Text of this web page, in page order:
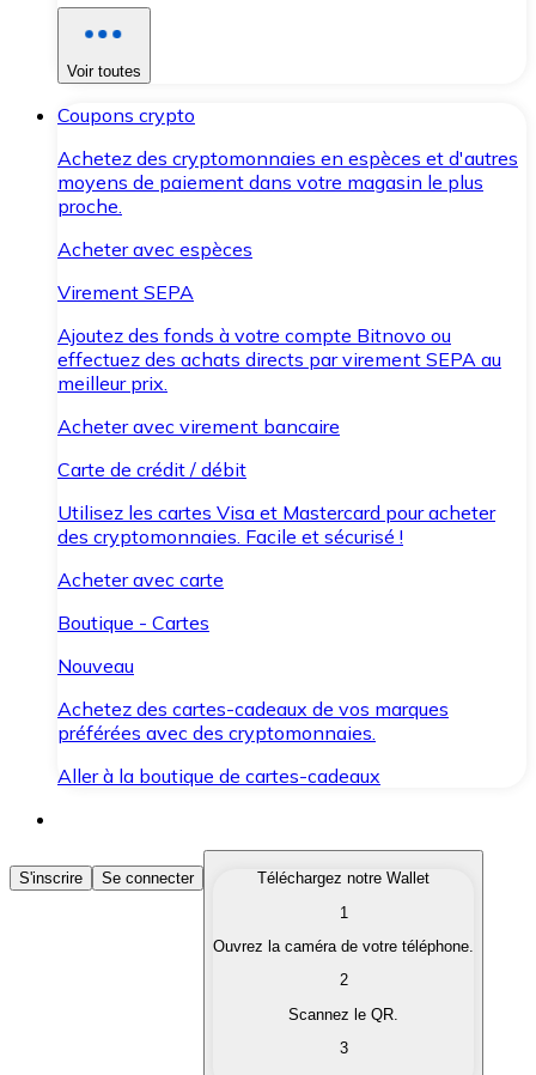
Voir toutes
Coupons crypto
Achetez des cryptomonnaies en espèces et d'autres
moyens de paiement dans votre magasin le plus
proche.
Acheter avec espèces
Virement SEPA
Ajoutez des fonds à votre compte Bitnovo ou
effectuez des achats directs par virement SEPA au
meilleur prix.
Acheter avec virement bancaire
Carte de crédit / débit
Utilisez les cartes Visa et Mastercard pour acheter
des cryptomonnaies. Facile et sécurisé !
Acheter avec carte
Boutique - Cartes
Nouveau
Achetez des cartes-cadeaux de vos marques
préférées avec des cryptomonnaies.
Aller à la boutique de cartes-cadeaux
Acheter des Cryptomonnaies
Achetez les cryptomonnaies qui vous intéressent
Convertissez vos cryptomonnaies en monnaie
S'inscrire Se connecter
Téléchargez notre Wallet
1
Ouvrez la caméra de votre téléphone.
2
Scannez le QR.
3